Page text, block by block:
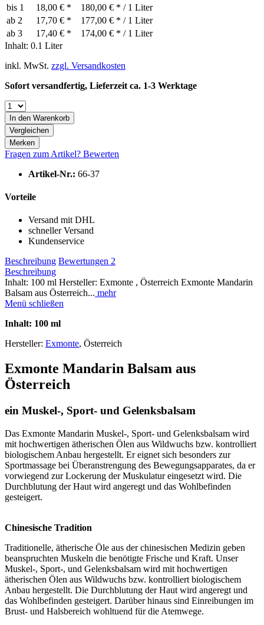
bis 1 18,00 € *
180,00 € * / 1 Liter
ab 2 17,70 € *
177,00 € * / 1 Liter
ab 3 17,40 € *
174,00 € * / 1 Liter
Inhalt: 0.1 Liter
inkl. MwSt. zzgl. Versandkosten
Sofort versandfertig, Lieferzeit ca. 1-3 Werktage
In den Warenkorb
Vergleichen
Merken
Fragen zum Artikel? Bewerten
Artikel-Nr.: 66-37
Vorteile
Versand mit DHL
schneller Versand
Kundenservice
Beschreibung Bewertungen 2
Beschreibung
Inhalt: 100 ml Hersteller: Exmonte , Österreich Exmonte Mandarin
Balsam aus Österreich... mehr
Menü schließen
Inhalt: 100 ml
Hersteller: Exmonte, Österreich
Exmonte Mandarin Balsam aus
Österreich
ein Muskel-, Sport- und Gelenksbalsam
Das Exmonte Mandarin Muskel-, Sport- und Gelenksbalsam wird
mit hochwertigen ätherischen Ölen aus Wildwuchs bzw. kontrolliert
biologischem Anbau hergestellt. Er eignet sich besonders zur
Sportmassage bei Überanstrengung des Bewegungsapparates, da er
vorwiegend zur Lockerung der Muskulatur eingesetzt wird. Die
Durchblutung der Haut wird angeregt und das Wohlbefinden
gesteigert.
Chinesische Tradition
Traditionelle, ätherische Öle aus der chinesischen Medizin geben
beanspruchten Muskeln die benötigte Frische und Kraft. Unser
Muskel-, Sport-, und Gelenksbalsam wird mit hochwertigen
ätherischen Ölen aus Wildwuchs bzw. kontrolliert biologischem
Anbau hergestellt. Die Durchblutung der Haut wird angeregt und
das Wohlbefinden gesteigert. Darüber hinaus sind Einreibungen im
Brust- und Halsbereich wohltuend für die Atemwege.